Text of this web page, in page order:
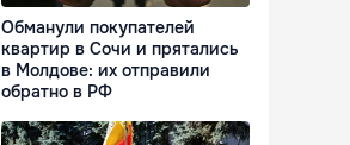
Обманули покупателей
квартир в Сочи и прятались
в Молдове: их отправили
обратно в РФ